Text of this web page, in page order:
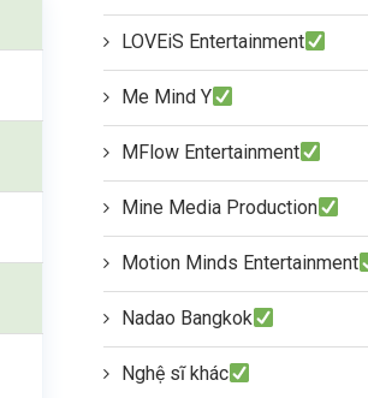
LOVEiS Entertainment
Me Mind Y
MFlow Entertainment
Mine Media Production
Motion Minds Entertainment
Nadao Bangkok
Nghệ sĩ khác